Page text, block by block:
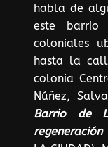
habla de
este barrio
coloniales
hasta la
colonia
Núñez,
Barrio de